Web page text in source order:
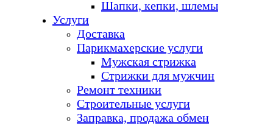
Шапки, кепки, шлемы
Услуги
Доставка
Парикмахерские услуги
Мужская стрижка
Стрижки для мужчин
Ремонт техники
Строительные услуги
Заправка, продажа обмен